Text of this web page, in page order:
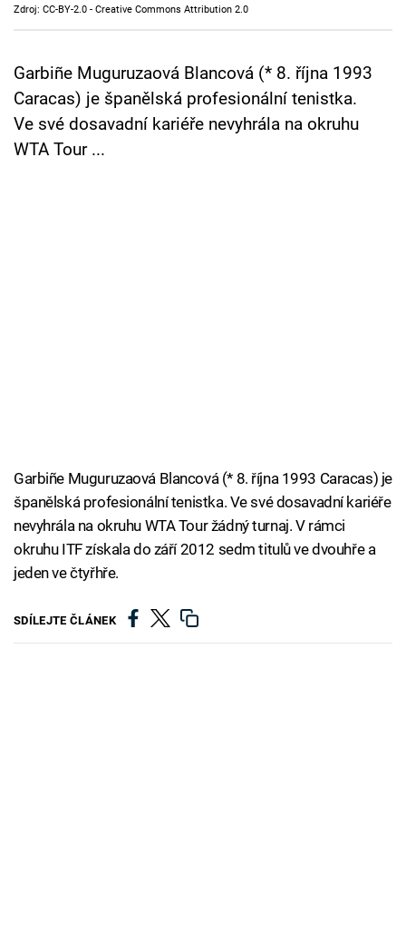
Cool Esport
Pořady
TV Program
Sledujte prima+
Zdroj: CC-BY-2.0 - Creative Commons Attribution 2.0
Garbiñe Muguruzaová Blancová (* 8. října 1993
Caracas) je španělská profesionální tenistka.
Ve své dosavadní kariéře nevyhrála na okruhu
WTA Tour ...
Garbiñe Muguruzaová Blancová (* 8. října 1993 Caracas) je
španělská profesionální tenistka. Ve své dosavadní kariéře
nevyhrála na okruhu WTA Tour žádný turnaj. V rámci
okruhu ITF získala do září 2012 sedm titulů ve dvouhře a
jeden ve čtyřhře.
SDÍLEJTE ČLÁNEK